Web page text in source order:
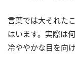
言葉では大それた
はいます。実際は
冷ややかな目を向